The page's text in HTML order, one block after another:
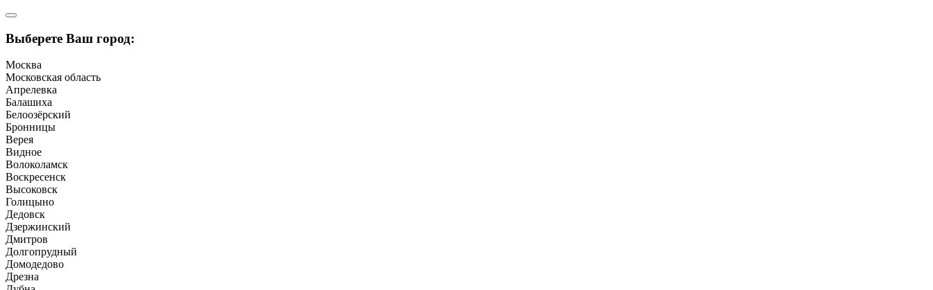
Выберете Ваш город:
Москва
Московская область
Апрелевка
Балашиха
Белоозёрский
Бронницы
Верея
Видное
Волоколамск
Воскресенск
Высоковск
Голицыно
Дедовск
Дзержинский
Дмитров
Долгопрудный
Домодедово
Дрезна